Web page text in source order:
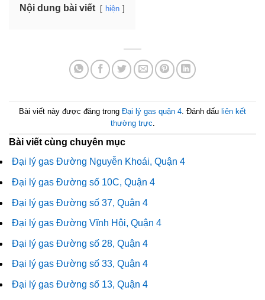
Nội dung bài viết hiện
Bài viết này được đăng trong Đại lý gas quận 4 . Đánh dấu liên kết
thường trực
Bài viết cùng chuyên mục
Đại lý gas Đường Nguyễn Khoái, Quận 4
Đại lý gas Đường số 10C, Quận 4
Đại lý gas Đường số 37, Quận 4
Đại lý gas Đường Vĩnh Hội, Quận 4
Đại lý gas Đường số 28, Quận 4
Đại lý gas Đường số 33, Quận 4
Đại lý gas Đường số 13, Quận 4